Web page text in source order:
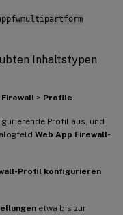
Inhaltstypen
> Profile
Profil aus, und
Web App Firewall-
Profil konfigurieren
etwa bis zur